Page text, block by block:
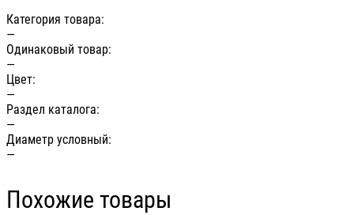
Категория товара:
—
Одинаковый товар:
—
Цвет:
—
Раздел каталога:
—
Диаметр условный:
—
Похожие товары